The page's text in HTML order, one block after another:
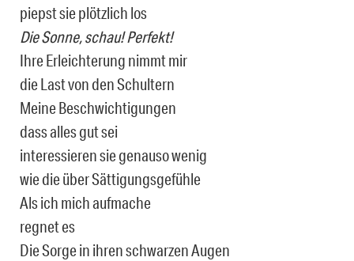
piepst sie plötzlich los
Die Sonne, schau! Perfekt!
Ihre Erleichterung nimmt mir
die Last von den Schultern
Meine Beschwichtigungen
dass alles gut sei
interessieren sie genauso wenig
wie die über Sättigungsgefühle
Als ich mich aufmache
regnet es
Die Sorge in ihren schwarzen Augen